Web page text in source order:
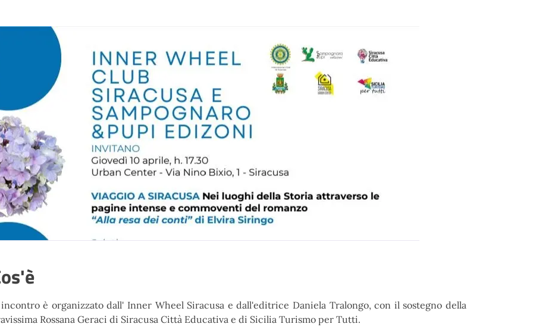
è organizzato dall' Inner Wheel Siracusa e dall'editrice Daniela Tralongo, con il sostegno della
Rossana Geraci di Siracusa Città Educativa e di Sicilia Turismo per Tutti.